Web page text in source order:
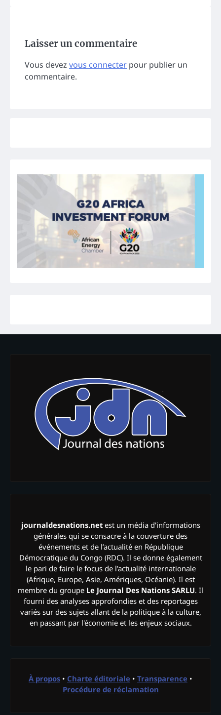
Laisser un commentaire
Vous devez vous connecter pour publier un
commentaire.
journaldesnations.netest un média d'informations
générales qui se consacre à la couverture des
événements et de l’actualité en République
Démocratique du Congo (RDC). Il se donne également
le pari de faire le focus de l’actualité internationale
(Afrique, Europe, Asie, Amériques, Océanie). Il est
membre du groupe Le Journal Des Nations SARLU. Il
fourni des analyses approfondies et des reportages
variés sur des sujets allant de la politique à la culture,
en passant par l'économie et les enjeux sociaux.
À propos • Charte éditoriale • Transparence •
Procédure de réclamation